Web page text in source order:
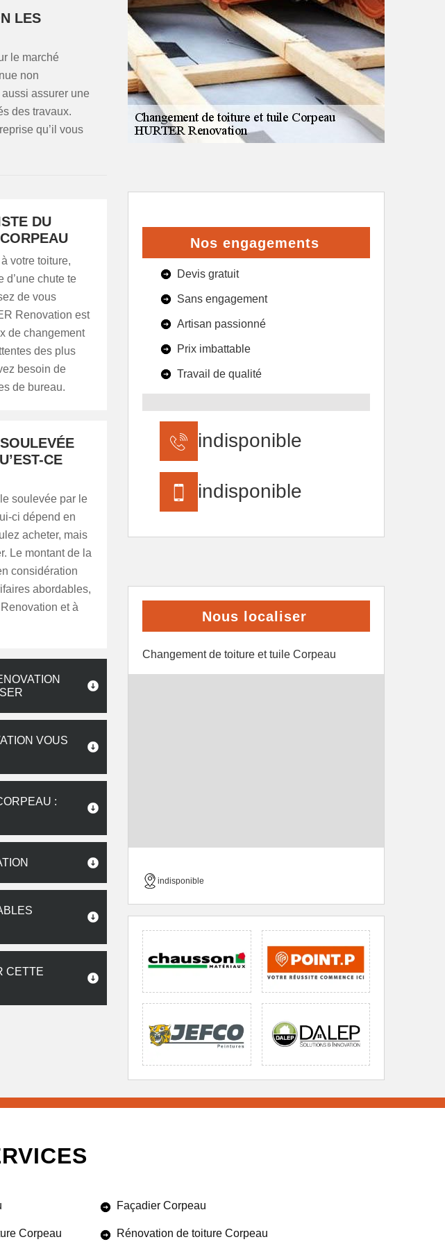
LES
le marché
non
assurer une
des travaux.
qu’il vous
DU
votre toiture,
d’une chute te
de vous
Renovation est
de changement
des plus
besoin de
de bureau.
CE
soulevée par le
ci dépend en
acheter, mais
Le montant de la
considération
abordables,
et à
VOUS
:
CETTE
Nos engagements
Devis gratuit
Sans engagement
Artisan passionné
Prix imbattable
Travail de qualité
indisponible
indisponible
Nous localiser
Changement de toiture et tuile Corpeau
indisponible
Corpeau
Façadier Corpeau
Rénovation de toiture Corpeau